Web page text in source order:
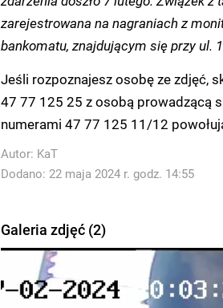
zarejestrowana na nagraniach z
bankomatu, znajdującym się przy ul.
Jeśli rozpoznajesz osobę ze zdjęć,
47 77 125 25 z osobą prowadzącą
numerami 47 77 125 11/12
Autor: KaT
Dodano: 22 maja 2024 r. godz. 14:55
Galeria zdjęć (2)